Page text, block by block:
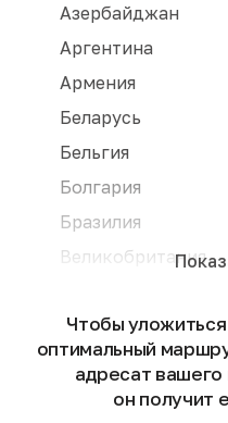
Азербайджан
Аргентина
Армения
Беларусь
Бельгия
Болгария
Бразилия
Великобритания
Вьетнам
Германия
Гонконг
Чтобы
оптимальный
адресат вашего
он получит